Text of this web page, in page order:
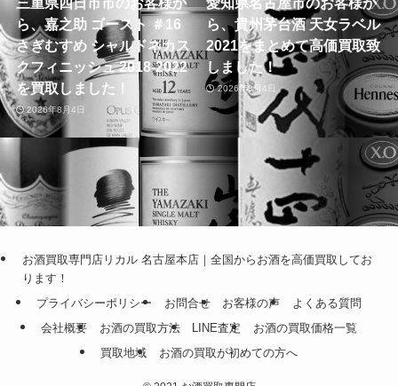
ら、嘉之助 ゴースト ＃16
さぎむすめ シャルドネカス
クフィニッシュ 2018-2022
を買取しました！
2026年8月4日
ら、貴州茅台酒 天女ラベル
2021をまとめて高価買取致
しました！
2026年8月4日
お酒買取専門店リカル 名古屋本店｜全国からお酒を高価買取してお
ります！
プライバシーポリシー
お問合せ お客様の声
よくある質問
会社概要
お酒の買取方法 LINE査定
お酒の買取価格一覧
買取地域
お酒の買取が初めての方へ